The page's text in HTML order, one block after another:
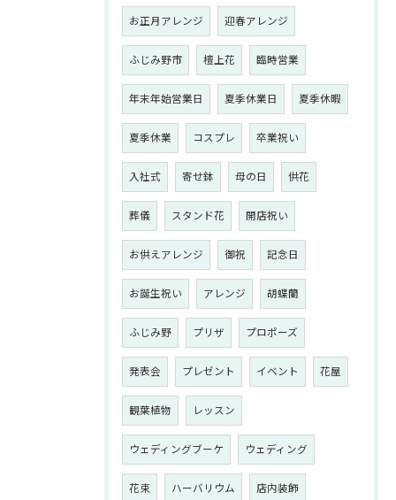
お正月アレンジ 迎春アレンジ
ふじみ野市 檀上花 臨時営業
年末年始営業日 夏季休業日 夏季休暇
夏季休業 コスプレ 卒業祝い
入社式 寄せ鉢 母の日 供花
葬儀 スタンド花 開店祝い
お供えアレンジ 御祝 記念日
お誕生祝い アレンジ 胡蝶蘭
ふじみ野 プリザ プロポーズ
発表会 プレゼント イベント 花屋
観葉植物 レッスン
ウェディングブーケ ウェディング
花束 ハーバリウム 店内装飾